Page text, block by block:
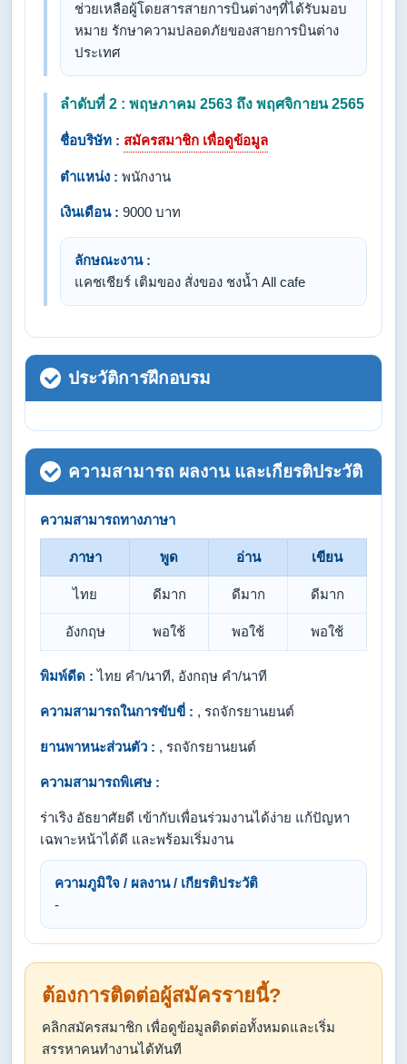
ช่วยเหลือผู้โดยสารสายการบินต่างๆที่ได้รับมอบ
หมาย รักษาความปลอดภัยของสายการบินต่าง
ประเทศ
ลำดับที่ 2 : พฤษภาคม 2563 ถึง พฤศจิกายน 2565
ชื่อบริษัท : สมัครสมาชิก เพื่อดูข้อมูล
ตำแหน่ง : พนักงาน
เงินเดือน : 9000 บาท
ลักษณะงาน :
แคชเชียร์ เติมของ สั่งของ ชงน้ำ All cafe
ประวัติการฝึกอบรม
ความสามารถ ผลงาน และเกียรติประวัติ
ความสามารถทางภาษา
ภาษา พูด อ่าน เขียน
ไทย ดีมาก ดีมาก ดีมาก
อังกฤษ พอใช้ พอใช้ พอใช้
พิมพ์ดีด : ไทย คำ/นาที, อังกฤษ คำ/นาที
ความสามารถในการขับขี่ : , รถจักรยานยนต์
ยานพาหนะส่วนตัว : , รถจักรยานยนต์
ความสามารถพิเศษ :
ร่าเริง อัธยาศัยดี เข้ากับเพื่อนร่วมงานได้ง่าย แก้ปัญหา
เฉพาะหน้าได้ดี และพร้อมเริ่มงาน
ความภูมิใจ / ผลงาน / เกียรติประวัติ
-
ต้องการติดต่อผู้สมัครรายนี้?
คลิกสมัครสมาชิก เพื่อดูข้อมูลติดต่อทั้งหมดและเริ่ม
สรรหาคนทำงานได้ทันที